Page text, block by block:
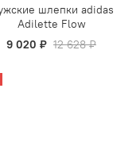
шлепки adidas
Adilette Flow
9 020 ₽ 12 628 ₽